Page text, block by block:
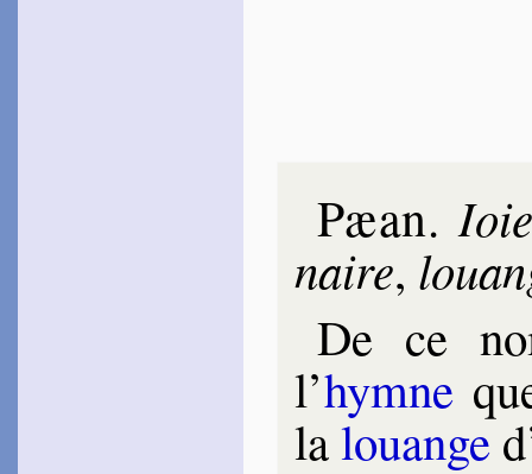
Pæan.
naire,
De ce
l’hymne
lalouange